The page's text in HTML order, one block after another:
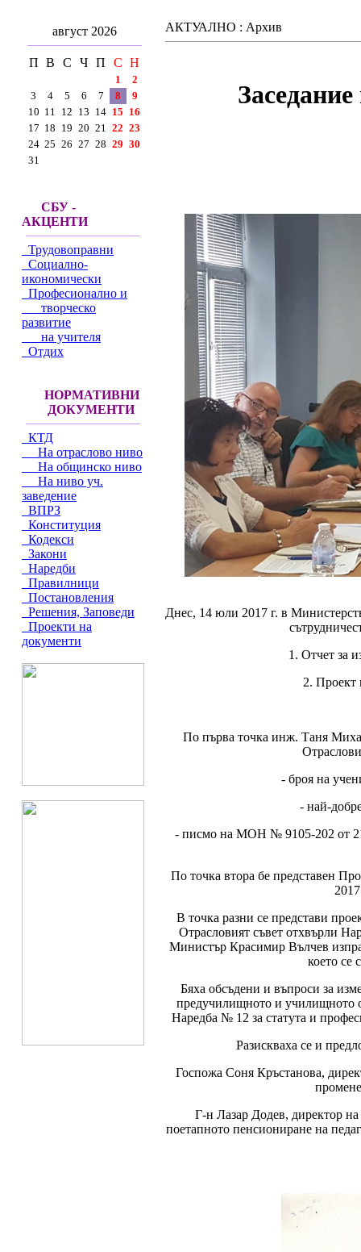
август 2026
П В С Ч П С Н
1
2
3
4 5 6 7 8
9
10 11 12 13 14 15 16
17 18 19 20 21 22 23
24 25 26 27 28 29 30
31
СБУ -
АКЦЕНТИ
Трудовоправни
Социално-
икономически
Професионално и
творческо
развитие
на учителя
Отдих
НОРМАТИВНИ
ДОКУМЕНТИ
КТД
На отраслово ниво
На общинско ниво
На ниво уч.
заведение
ВПРЗ
Конституция
Кодекси
Закони
Наредби
Правилници
Постановления
Решения, Заповеди
Проекти на
документи
АКТУАЛНО : Архив
Днес, 14 юли 2017 г. в
1. Отчет за
2. Проект
По първа точка инж. Таня
- броя на
- най-
- писмо на МОН № 9105-202 от
По точка втора бе представен
В точка разни се представи
Отрасловият съвет отхвърли
Министър Красимир Вълчев
което се
Бяха обсъдени и въпроси за
предучилищното и училищното
Наредба № 12 за статута и
Разискваха се и
Госпожа Соня Кръстанова,
Г-н Лазар Додев, директор
поетапното пенсиониране на